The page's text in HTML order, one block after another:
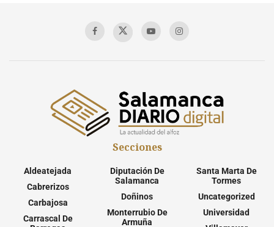
Secciones
Aldeatejada
Cabrerizos
Carbajosa
Carrascal De
Diputación De
Salamanca
Doñinos
Monterrubio De
Armuña
Santa Marta De
Tormes
Uncategorized
Universidad